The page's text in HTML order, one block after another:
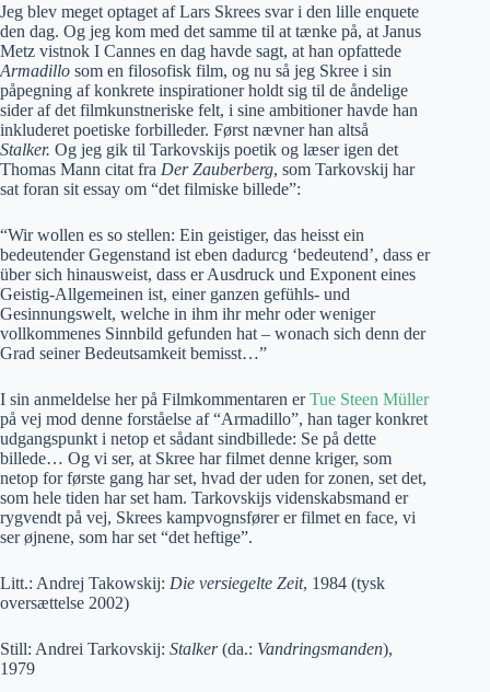
Jeg blev meget optaget af Lars Skrees svar i den lille enquete
den dag. Og jeg kom med det samme til at tænke på, at Janus
Metz vistnok I Cannes en dag havde sagt, at han opfattede
Armadillo som en filosofisk film, og nu så jeg Skree i sin
påpegning af konkrete inspirationer holdt sig til de åndelige
sider af det filmkunstneriske felt, i sine ambitioner havde han
inkluderet poetiske forbilleder. Først nævner han altså
Stalker. Og jeg gik til Tarkovskijs poetik og læser igen det
Thomas Mann citat fra Der Zauberberg, som Tarkovskij har
sat foran sit essay om “det filmiske billede”:
“Wir wollen es so stellen: Ein geistiger, das heisst ein
bedeutender Gegenstand ist eben dadurcg ‘bedeutend’, dass er
über sich hinausweist, dass er Ausdruck und Exponent eines
Geistig-Allgemeinen ist, einer ganzen gefühls- und
Gesinnungswelt, welche in ihm ihr mehr oder weniger
vollkommenes Sinnbild gefunden hat – wonach sich denn der
Grad seiner Bedeutsamkeit bemisst…”
I sin anmeldelse her på Filmkommentaren erTue Steen Müller
på vej mod denne forståelse af “Armadillo”, han tager konkret
udgangspunkt i netop et sådant sindbillede: Se på dette
billede… Og vi ser, at Skree har filmet denne kriger, som
netop for første gang har set, hvad der uden for zonen, set det,
som hele tiden har set ham. Tarkovskijs videnskabsmand er
rygvendt på vej, Skrees kampvognsfører er filmet en face, vi
ser øjnene, som har set “det heftige”.
Litt.: Andrej Takowskij: Die versiegelte Zeit, 1984 (tysk
oversættelse 2002)
Still: Andrei Tarkovskij: Stalker(da.: Vandringsmanden),
1979